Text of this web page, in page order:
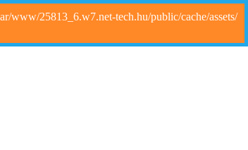
www/25813_6.w7.net-tech.hu/public/cache/assets/